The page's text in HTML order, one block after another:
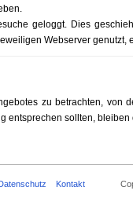
geloggt. Dies
Webserver genutzt,
zu betrachten,
entsprechen sollten,
Kontakt